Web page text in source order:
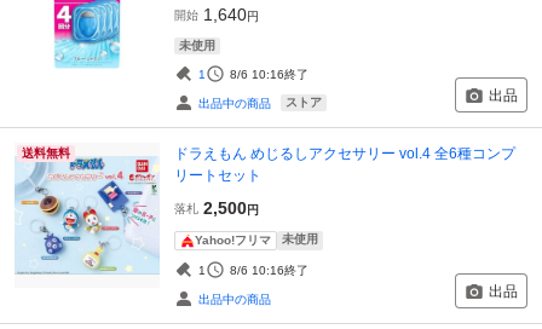
開始 1,640円
未使用
1 8/6 10:16終了
出品中の商品 ストア 出品
送料無料
ドラえもん めじるしアクセサリー vol.4 全6種コンプ
リートセット
落札 2,500円
Yahoo!フリマ 未使用
1 8/6 10:16終了
出品中の商品 出品